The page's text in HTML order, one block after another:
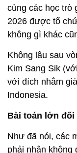
cùng các học trò
2026 được tổ
không gì khác
Không lâu sau
Kim Sang Sik
với đích nhắm
Indonesia.
Bài toán lớn
Như đã nói, các
phải nhận không